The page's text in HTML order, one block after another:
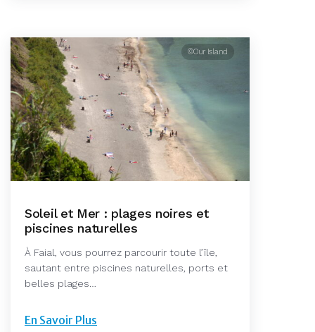
©Our Island
Soleil et Mer : plages noires et
piscines naturelles
À Faial, vous pourrez parcourir toute l’île,
sautant entre piscines naturelles, ports et
belles plages…
En Savoir Plus